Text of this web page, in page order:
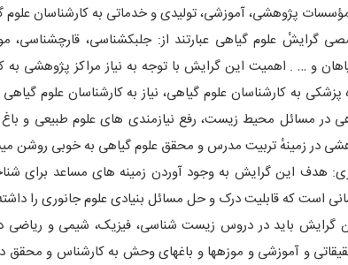
پژوهشی، آموزشی، تولیدى و خدماتى به کارشناسان علوم
گرایشٔ علوم گیاهى عبارتند از: جلبکشناسی، قارچشناسی،
و … . اهمیت این گرایش با توجه به نیاز مراکز پژوهشى به
پزشکى به کارشناسان علوم گیاهی، نیاز به کارشناسان علوم
در مسائل محیط زیست، رفع نیازمندی های علوم طبیعى و
در زمینهٔ تربیت مدرس و محقق علوم گیاهى به خوبى روشن
هدف این گرایش به وجود آوردن زمینه هاى مساعد براى
است که قابلیت درک و حل مسائل بنیادى علوم جانورى را
گرایش باید در دروس زیست شناسی، فیزیک، شیمى و ریاضى
و آموزشى و موزهها و باغهاى وحش به کارشناس و